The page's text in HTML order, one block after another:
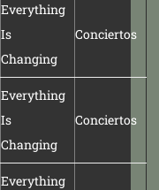
Everything
Is
Changing
Conciertos
Everything
Is
Changing
Conciertos
Everything